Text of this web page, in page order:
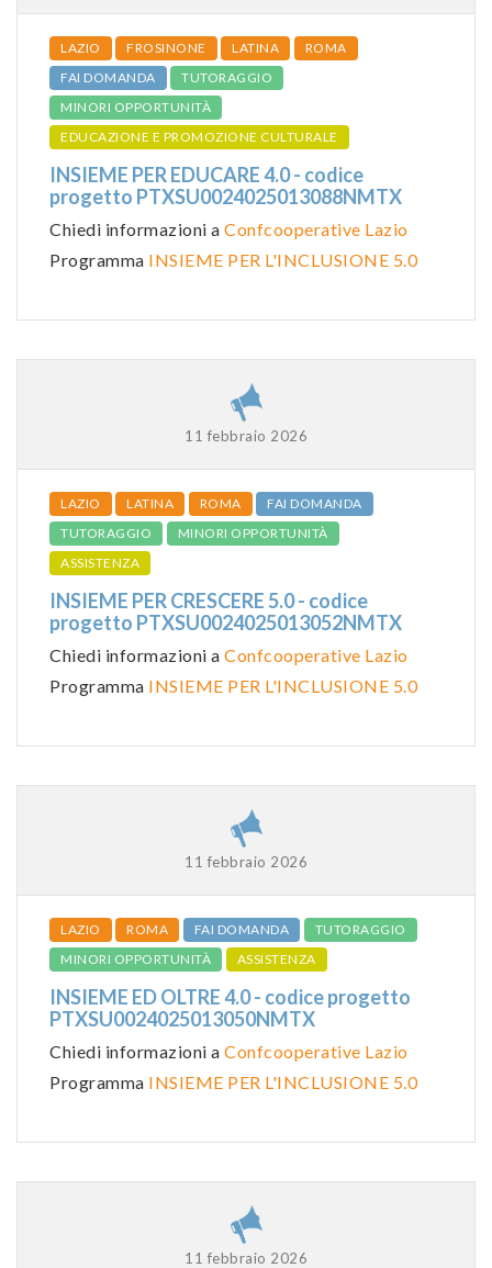
LAZIO FROSINONE LATINA
ROMA
FAI DOMANDA
TUTORAGGIO
MINORI OPPORTUNITÀ
EDUCAZIONE E PROMOZIONE CULTURALE
INSIEME PER EDUCARE 4.0 - codice
progetto PTXSU0024025013088NMTX
Chiedi informazioni a Confcooperative Lazio
Programma INSIEME PER L'INCLUSIONE 5.0
11 febbraio 2026
LAZIO LATINA ROMA
FAI DOMANDA
TUTORAGGIO
MINORI OPPORTUNITÀ
ASSISTENZA
INSIEME PER CRESCERE 5.0 - codice
progetto PTXSU0024025013052NMTX
Chiedi informazioni a Confcooperative Lazio
Programma INSIEME PER L'INCLUSIONE 5.0
11 febbraio 2026
LAZIO ROMA FAI DOMANDA
TUTORAGGIO
MINORI OPPORTUNITÀ
ASSISTENZA
INSIEME ED OLTRE 4.0 - codice progetto
PTXSU0024025013050NMTX
Chiedi informazioni a Confcooperative Lazio
Programma INSIEME PER L'INCLUSIONE 5.0
11 febbraio 2026